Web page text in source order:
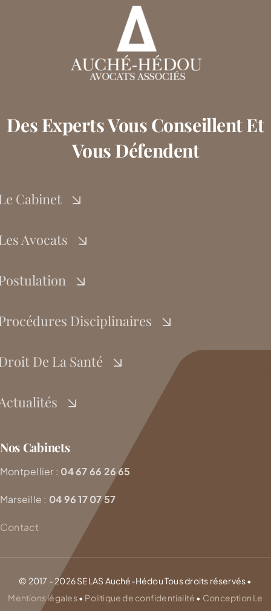
Des Experts Vous Conseillent Et
Vous Défendent
Cabinet
Avocats
Disciplinaires
De La Santé
Nos Cabinets
Montpellier : 04 67 66 26 65
Marseille : 04 96 17 07 57
Contact
© 2017 - 2026 SELAS Auché-Hédou Tous droits réservés •
Mentions légales• Politique de confidentialité • Conception Le